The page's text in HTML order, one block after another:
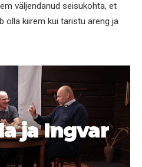
väljendanud seisukohta, et
olla kiirem kui taristu areng ja
ja Ingvar